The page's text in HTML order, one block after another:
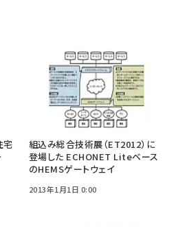
宅
組込み総合技術展（ET2012）に
登場した ECHONET Liteベース
のHEMSゲートウェイ
2013年1月1日 0:00